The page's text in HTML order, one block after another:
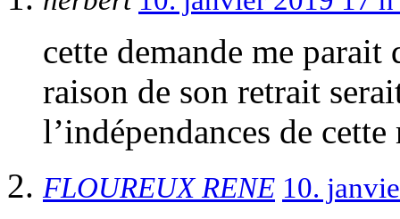
cette demande me parait
raison de son retrait
l’indépendances de
FLOUREUX RENE 10.